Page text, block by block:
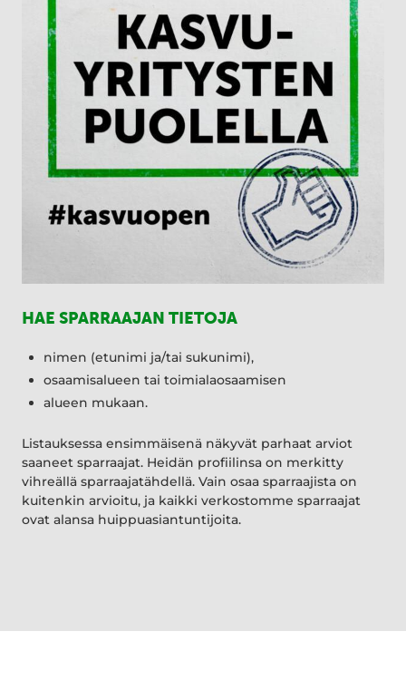
HAE SPARRAAJAN TIETOJA
nimen (etunimi ja/tai sukunimi),
osaamisalueen tai toimialaosaamisen
alueen mukaan.
Listauksessa ensimmäisenä näkyvät parhaat arviot
saaneet sparraajat. Heidän profiilinsa on merkitty
vihreällä sparraajatähdellä. Vain osaa sparraajista on
kuitenkin arvioitu, ja kaikki verkostomme sparraajat
ovat alansa huippuasiantuntijoita.